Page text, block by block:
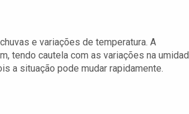
e variações de temperatura. A
tendo cautela com as variações na
a situação pode mudar rapidamente.